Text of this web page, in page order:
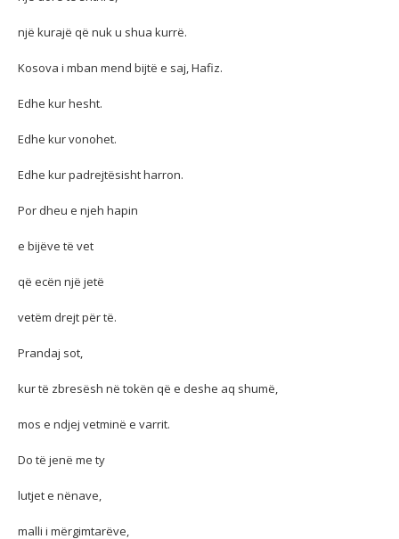
një kurajë që nuk u shua kurrë.
Kosova i mban mend bijtë e saj, Hafiz.
Edhe kur hesht.
Edhe kur vonohet.
Edhe kur padrejtësisht harron.
Por dheu e njeh hapin
e bijëve të vet
që ecën një jetë
vetëm drejt për të.
Prandaj sot,
kur të zbresësh në tokën që e deshe aq shumë,
mos e ndjej vetminë e varrit.
Do të jenë me ty
lutjet e nënave,
malli i mërgimtarëve,